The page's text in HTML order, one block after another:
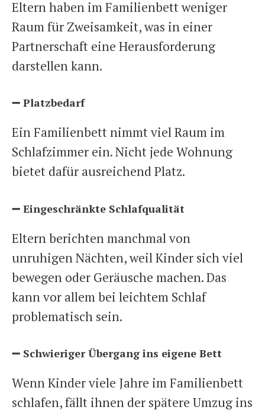
Eltern haben im Familienbett weniger
Raum für Zweisamkeit, was in einer
Partnerschaft eine Herausforderung
darstellen kann.
➖ Platzbedarf
Ein Familienbett nimmt viel Raum im
Schlafzimmer ein. Nicht jede Wohnung
bietet dafür ausreichend Platz.
➖ Eingeschränkte Schlafqualität
Eltern berichten manchmal von
unruhigen Nächten, weil Kinder sich viel
bewegen oder Geräusche machen. Das
kann vor allem bei leichtem Schlaf
problematisch sein.
➖ Schwieriger Übergang ins eigene Bett
Wenn Kinder viele Jahre im Familienbett
schlafen, fällt ihnen der spätere Umzug ins